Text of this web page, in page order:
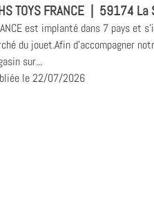
TOYS FRANCE | 59174 La
est implanté dans 7 pays et
du jouet.Afin d'accompagner
sur...
le 22/07/2026